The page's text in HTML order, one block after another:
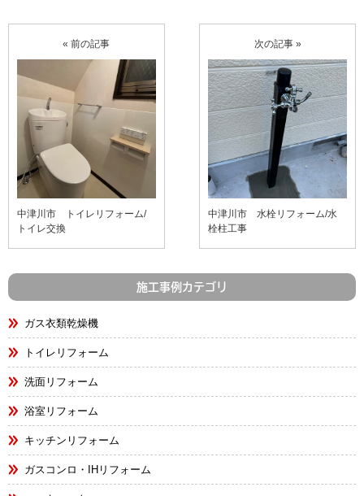
« 前の記事
中津川市 トイレリフォーム/
トイレ交換
次の記事 »
中津川市 水栓リフォーム/水
栓柱工事
施工事例カテゴリ
ガス衣類乾燥機
トイレリフォーム
洗面リフォーム
浴室リフォーム
キッチンリフォーム
ガスコンロ・IHリフォーム